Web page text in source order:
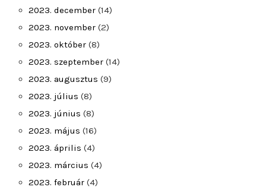
2023. december (14)
2023. november (2)
2023. október (8)
2023. szeptember (14)
2023. augusztus (9)
2023. július (8)
2023. június (8)
2023. május (16)
2023. április (4)
2023. március (4)
2023. február (4)